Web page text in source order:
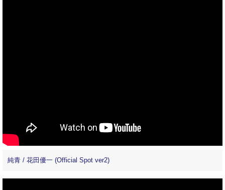
純青 / 花田優一 (Official Spot ver2)